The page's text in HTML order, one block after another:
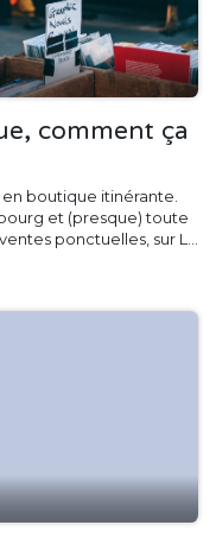
comment ça
boutique itinérante.
et (presque) toute
ponctuelles, sur L...